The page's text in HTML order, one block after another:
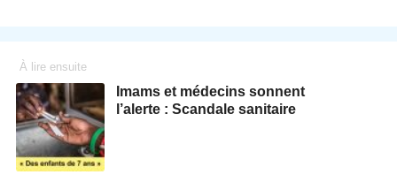
À lire ensuite
Imams et médecins sonnent
l’alerte : Scandale sanitaire